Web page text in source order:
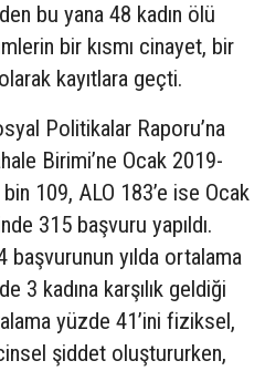
bu yana 48 kadın ölü
bir kısmı cinayet, bir
kayıtlara geçti.
Politikalar Raporu’na
Birimi’ne Ocak 2019-
109, ALO 183’e ise Ocak
315 başvuru yapıldı.
başvurunun yılda ortalama
3 kadına karşılık geldiği
yüzde 41’ini fiziksel,
şiddet oluştururken,